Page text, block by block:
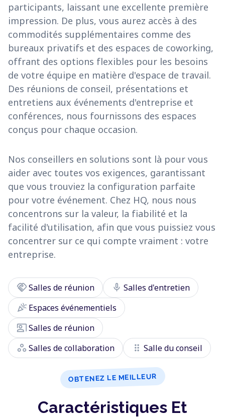
participants, laissant une excellente première
impression. De plus, vous aurez accès à des
commodités supplémentaires comme des
bureaux privatifs et des espaces de coworking,
offrant des options flexibles pour les besoins
de votre équipe en matière d'espace de travail.
Des réunions de conseil, présentations et
entretiens aux événements d'entreprise et
conférences, nous fournissons des espaces
conçus pour chaque occasion.
Nos conseillers en solutions sont là pour vous
aider avec toutes vos exigences, garantissant
que vous trouviez la configuration parfaite
pour votre événement. Chez HQ, nous nous
concentrons sur la valeur, la fiabilité et la
facilité d'utilisation, afin que vous puissiez vous
concentrer sur ce qui compte vraiment : votre
entreprise.
handshakeSalles de réunion mic Salles d'entretien
celebrationEspaces événementiels
co_presentSalles de réunion
workspaces Salles de collaboration drag_indicator Salle du conseil
OBTENEZ LE MEILLEUR
Caractéristiques Et